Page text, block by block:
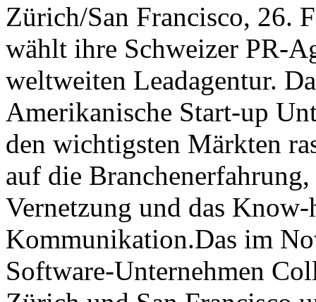
Zürich/San Francisco, 26.
wählt ihre Schweizer PR-
weltweiten Leadagentur.
Amerikanische Start-up
den wichtigsten Märkten
auf die
Vernetzung und das
Kommunikation.Das im
Software-Unternehmen